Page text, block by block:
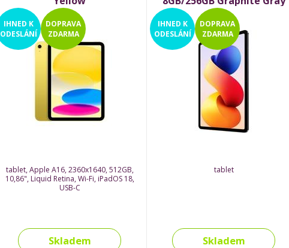
tablet, Apple A16, 2360x1640, 512GB,
10,86", Liquid Retina, Wi-Fi, iPadOS 18,
USB-C
IHNED K
ODESLÁNÍ
DOPRAVA
ZDARMA
Skladem
tablet
IHNED K
ODESLÁNÍ
DOPRAVA
ZDARMA
Skladem